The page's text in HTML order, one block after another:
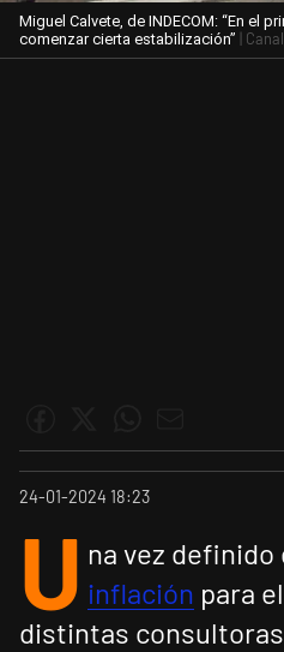
Miguel Calvete, de INDECOM: “En el
comenzar cierta estabilización” |
24-01-2024 18:23
U na vez definido
inflación para
distintas